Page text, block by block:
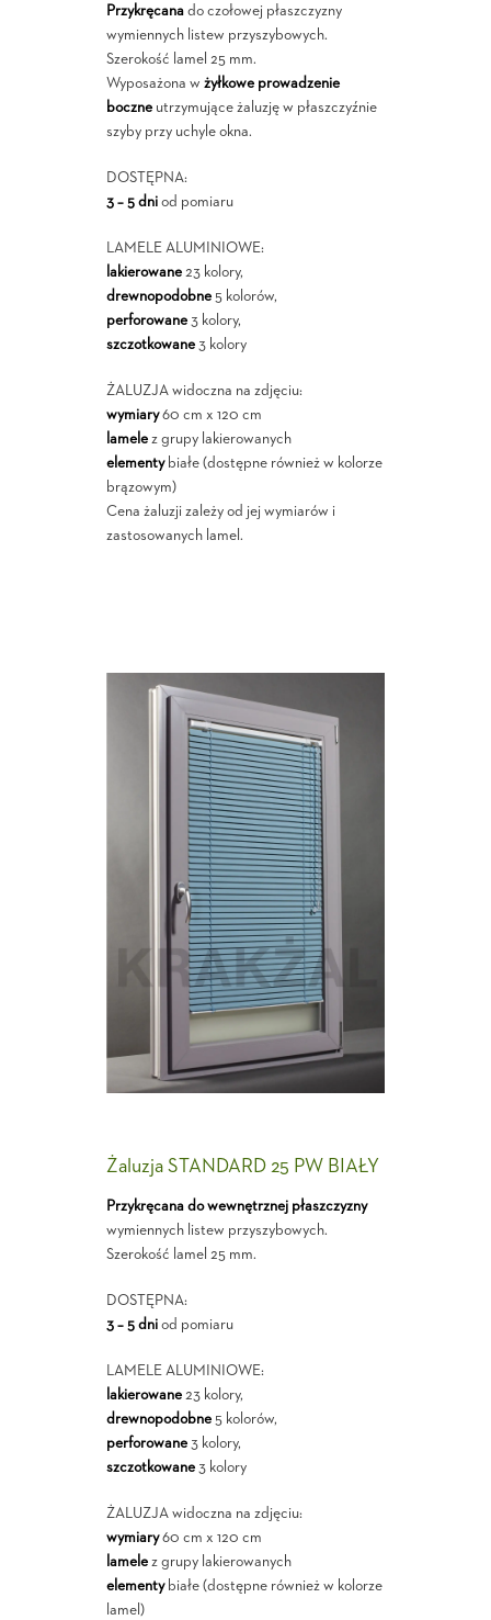
Przykręcanado czołowej płaszczyzny
wymiennych listew przyszybowych.
Szerokość lamel 25 mm.
Wyposażona w żyłkowe prowadzenie
boczneutrzymujące żaluzję w płaszczyźnie
szyby przy uchyle okna.
DOSTĘPNA:
3 – 5 dniod pomiaru
LAMELE ALUMINIOWE:
lakierowane23 kolory,
drewnopodobne5 kolorów,
perforowane3 kolory,
szczotkowane3 kolory
ŻALUZJA widoczna na zdjęciu:
wymiary60 cm x 120 cm
lamelez grupy lakierowanych
elementybiałe (dostępne również w kolorze
brązowym)
Cena żaluzji zależy od jej wymiarów i
zastosowanych lamel.
Żaluzja STANDARD 25 PW BIAŁY
Przykręcana do wewnętrznej płaszczyzny
wymiennych listew przyszybowych.
Szerokość lamel 25 mm.
DOSTĘPNA:
3 – 5 dniod pomiaru
LAMELE ALUMINIOWE:
lakierowane23 kolory,
drewnopodobne5 kolorów,
perforowane3 kolory,
szczotkowane3 kolory
ŻALUZJA widoczna na zdjęciu:
wymiary60 cm x 120 cm
lamelez grupy lakierowanych
elementybiałe (dostępne również w kolorze
lamel)